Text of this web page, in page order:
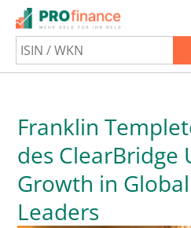
Franklin
des ClearBridge
Growth in
Leaders